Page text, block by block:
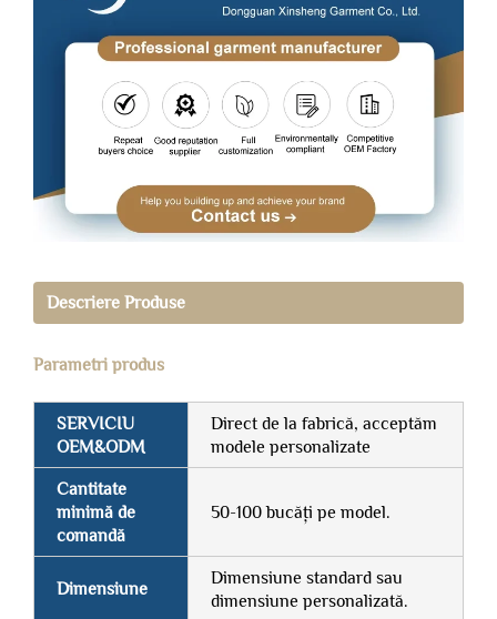
Descriere Produse
Parametri produs
SERVICIU
OEM&ODM
Direct de la fabrică, acceptăm
modele personalizate
Cantitate
minimă de
comandă
50-100 bucăți pe model.
Dimensiune
Dimensiune standard sau
dimensiune personalizată.